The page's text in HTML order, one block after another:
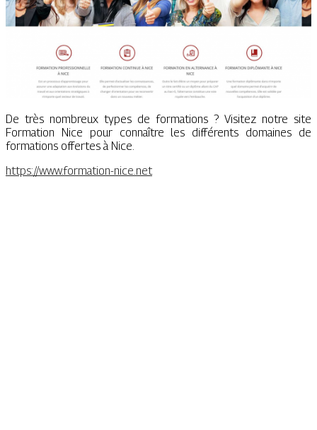
De très nombreux types de formations ? Visitez notre site
Formation Nice pour connaître les différents domaines de
formations offertes à Nice.
https://www.formation-nice.net